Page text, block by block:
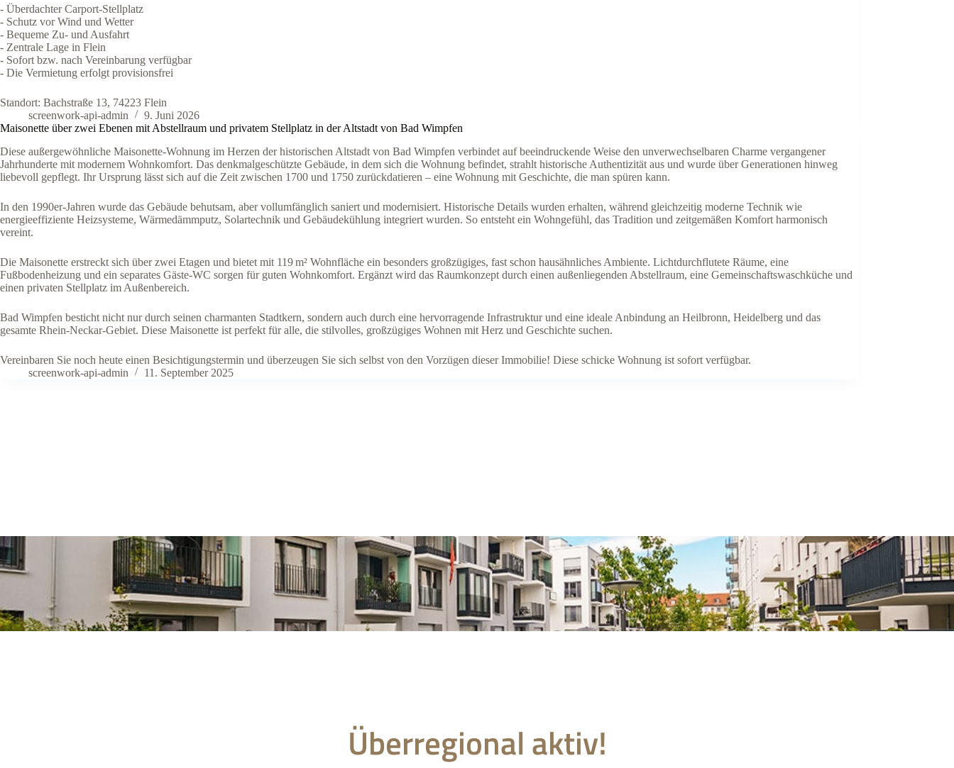
- Überdachter Carport-Stellplatz
- Schutz vor Wind und Wetter
- Bequeme Zu- und Ausfahrt
- Zentrale Lage in Flein
- Sofort bzw. nach Vereinbarung verfügbar
- Die Vermietung erfolgt provisionsfrei
Standort: Bachstraße 13, 74223 Flein
screenwork-api-admin
9. Juni 2026
Maisonette über zwei Ebenen mit Abstellraum und privatem Stellplatz in der Altstadt von Bad Wimpfen
Diese außergewöhnliche Maisonette-Wohnung im Herzen der historischen Altstadt von Bad Wimpfen verbindet auf beeindruckende Weise den unverwechselbaren Charme vergangener
Jahrhunderte mit modernem Wohnkomfort. Das denkmalgeschützte Gebäude, in dem sich die Wohnung befindet, strahlt historische Authentizität aus und wurde über Generationen hinweg
liebevoll gepflegt. Ihr Ursprung lässt sich auf die Zeit zwischen 1700 und 1750 zurückdatieren – eine Wohnung mit Geschichte, die man spüren kann.
In den 1990er-Jahren wurde das Gebäude behutsam, aber vollumfänglich saniert und modernisiert. Historische Details wurden erhalten, während gleichzeitig moderne Technik wie
energieeffiziente Heizsysteme, Wärmedämmputz, Solartechnik und Gebäudekühlung integriert wurden. So entsteht ein Wohngefühl, das Tradition und zeitgemäßen Komfort harmonisch
vereint.
Die Maisonette erstreckt sich über zwei Etagen und bietet mit 119 m² Wohnfläche ein besonders großzügiges, fast schon hausähnliches Ambiente. Lichtdurchflutete Räume, eine
Fußbodenheizung und ein separates Gäste-WC sorgen für guten Wohnkomfort. Ergänzt wird das Raumkonzept durch einen außenliegenden Abstellraum, eine Gemeinschaftswaschküche und
einen privaten Stellplatz im Außenbereich.
Bad Wimpfen besticht nicht nur durch seinen charmanten Stadtkern, sondern auch durch eine hervorragende Infrastruktur und eine ideale Anbindung an Heilbronn, Heidelberg und das
gesamte Rhein-Neckar-Gebiet. Diese Maisonette ist perfekt für alle, die stilvolles, großzügiges Wohnen mit Herz und Geschichte suchen.
Vereinbaren Sie noch heute einen Besichtigungstermin und überzeugen Sie sich selbst von den Vorzügen dieser Immobilie! Diese schicke Wohnung ist sofort verfügbar.
screenwork-api-admin
11. September 2025
Überregional aktiv!